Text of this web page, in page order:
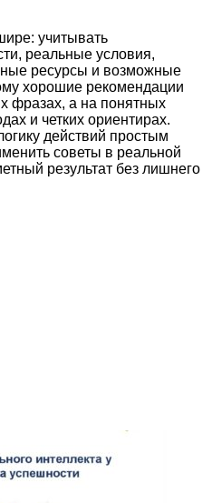
учитывать
реальные условия,
ресурсы и возможные
хорошие рекомендации
фразах, а на понятных
и четких ориентирах.
действий простым
советы в реальной
результат без лишнего